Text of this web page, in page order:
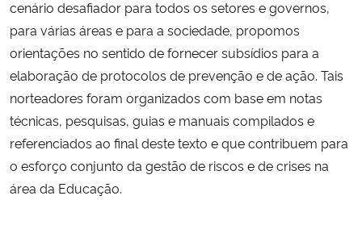
cenário desafiador para todos os setores e governos,
para várias áreas e para a sociedade, propomos
orientações no sentido de fornecer subsídios para a
elaboração de protocolos de prevenção e de ação. Tais
norteadores foram organizados com base em notas
técnicas, pesquisas, guias e manuais compilados e
referenciados ao final deste texto e que contribuem para
o esforço conjunto da gestão de riscos e de crises na
área da Educação.